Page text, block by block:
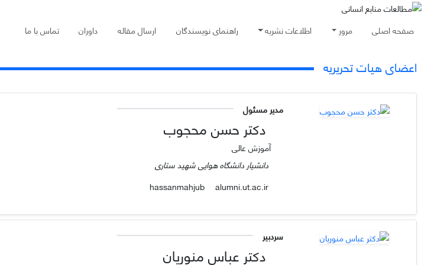
صفحه اصلی مرور اطلاعات نشریه راهنمای نویسندگان ارسال مقاله داوران تماس با ما
اعضای هیات تحریریه
مدیر مسئول
دکتر حسن محجوب
آموزش عالی
دانشیار دانشگاه هوایی شهید ستاری
hassanmahjub
alumni.ut.ac.ir
سردبیر
دکتر عباس منوریان